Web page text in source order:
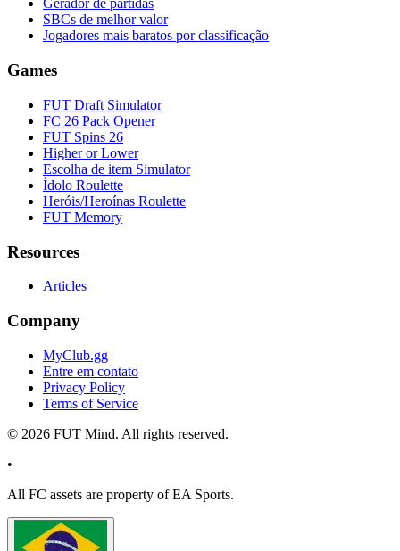
Gerador de partidas
SBCs de melhor valor
Jogadores mais baratos por classificação
Games
FUT Draft Simulator
FC 26 Pack Opener
FUT Spins 26
Higher or Lower
Escolha de item Simulator
Ídolo Roulette
Heróis/Heroínas Roulette
FUT Memory
Resources
Articles
Company
MyClub.gg
Entre em contato
Privacy Policy
Terms of Service
© 2026 FUT Mind. All rights reserved.
•
All FC assets are property of EA Sports.